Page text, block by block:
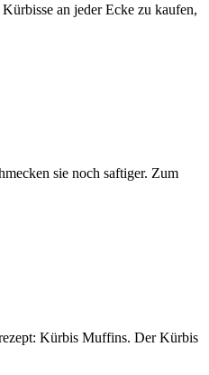
an jeder Ecke zu kaufen,
sie noch saftiger. Zum
Kürbis Muffins. Der Kürbis